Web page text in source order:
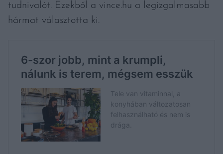
tudnivalót. Ezekből a vince.hu a legizgalmasabb
hármat választotta ki.